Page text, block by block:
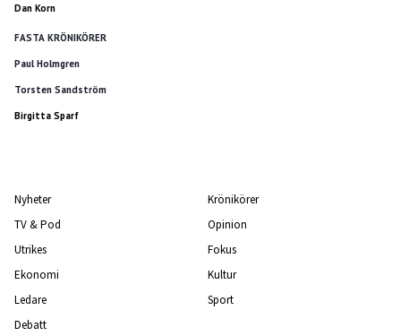
Dan Korn
FASTA KRÖNIKÖRER
Paul Holmgren
Torsten Sandström
Birgitta Sparf
Nyheter
TV & Pod
Utrikes
Ekonomi
Ledare
Debatt
Krönikörer
Opinion
Fokus
Kultur
Sport